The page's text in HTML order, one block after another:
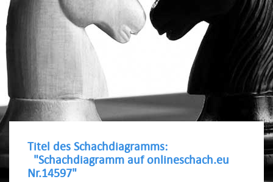
Titel des Schachdiagramms:
"Schachdiagramm auf onlineschach.eu
Nr.14597"